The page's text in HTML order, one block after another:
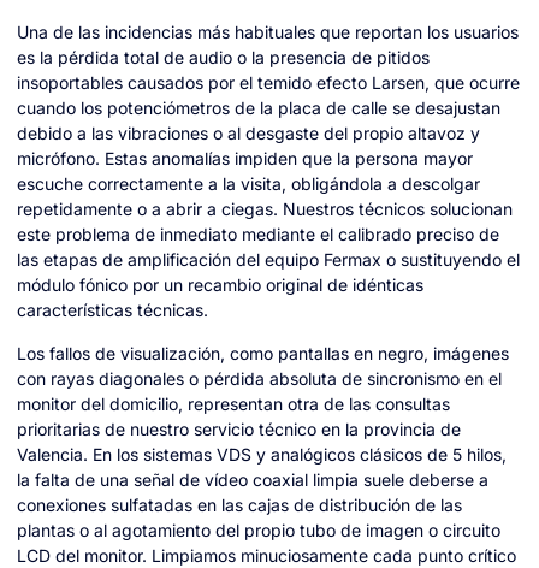
Una de las incidencias más habituales que reportan los usuarios
es la pérdida total de audio o la presencia de pitidos
insoportables causados por el temido efecto Larsen, que ocurre
cuando los potenciómetros de la placa de calle se desajustan
debido a las vibraciones o al desgaste del propio altavoz y
micrófono. Estas anomalías impiden que la persona mayor
escuche correctamente a la visita, obligándola a descolgar
repetidamente o a abrir a ciegas. Nuestros técnicos solucionan
este problema de inmediato mediante el calibrado preciso de
las etapas de amplificación del equipo Fermax o sustituyendo el
módulo fónico por un recambio original de idénticas
características técnicas.
Los fallos de visualización, como pantallas en negro, imágenes
con rayas diagonales o pérdida absoluta de sincronismo en el
monitor del domicilio, representan otra de las consultas
prioritarias de nuestro servicio técnico en la provincia de
Valencia. En los sistemas VDS y analógicos clásicos de 5 hilos,
la falta de una señal de vídeo coaxial limpia suele deberse a
conexiones sulfatadas en las cajas de distribución de las
plantas o al agotamiento del propio tubo de imagen o circuito
LCD del monitor. Limpiamos minuciosamente cada punto crítico